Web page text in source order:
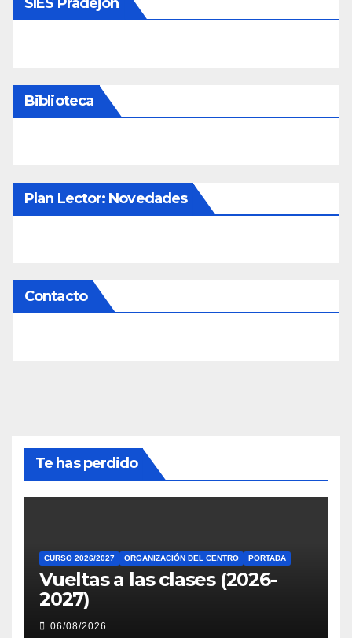
Biblioteca
Plan Lector: Novedades
Contacto
Te has perdido
CURSO 2026/2027 ORGANIZACIÓN DEL CENTRO PORTADA
Vueltas a las clases (2026-
2027)
06/08/2026